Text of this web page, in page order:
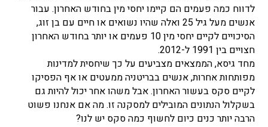
לדווח כמה פעמים הם קיימו יחסי מין בחודש האחרון. עבור
אנשים מעל גיל 25 ואלה שהיו נשואים או חיים עם בן זוג,
הסיכויים לקיים יחסי מין 10 פעמים או יותר בחודש האחרון
חצויים בין 1991 ל-2012.
מחד גיסא, הממצאים מצביעים על כך שיחסית למדינות
מפותחות אחרות, אנשים בבריטניה ממעטים או אף הפסיקו
לקיים סקס בעשור האחרון. אבל משהו אחר יכול להיות גם
בשקלול הנתונים המובילים למסקנה זו. מה אם אנחנו פשוט
הרבה יותר כנים כיום לחשוף כמה סקס יש לנו?